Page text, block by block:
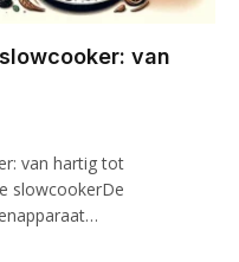
van
van hartig tot
slowcookerDe